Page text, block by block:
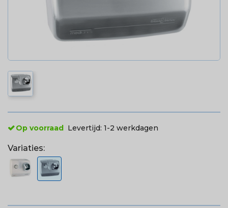
Op voorraad Levertijd: 1-2 werkdagen
Variaties: